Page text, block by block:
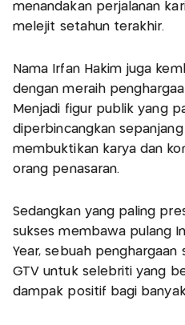
menandakan perjalanan
melejit setahun terakhir.
Nama Irfan Hakim juga
dengan meraih
Menjadi figur publik yang
diperbincangkan
membuktikan karya dan
orang penasaran.
Sedangkan yang paling
sukses membawa pulang
Year, sebuah penghargaan
GTV untuk selebriti yang
dampak positif bagi